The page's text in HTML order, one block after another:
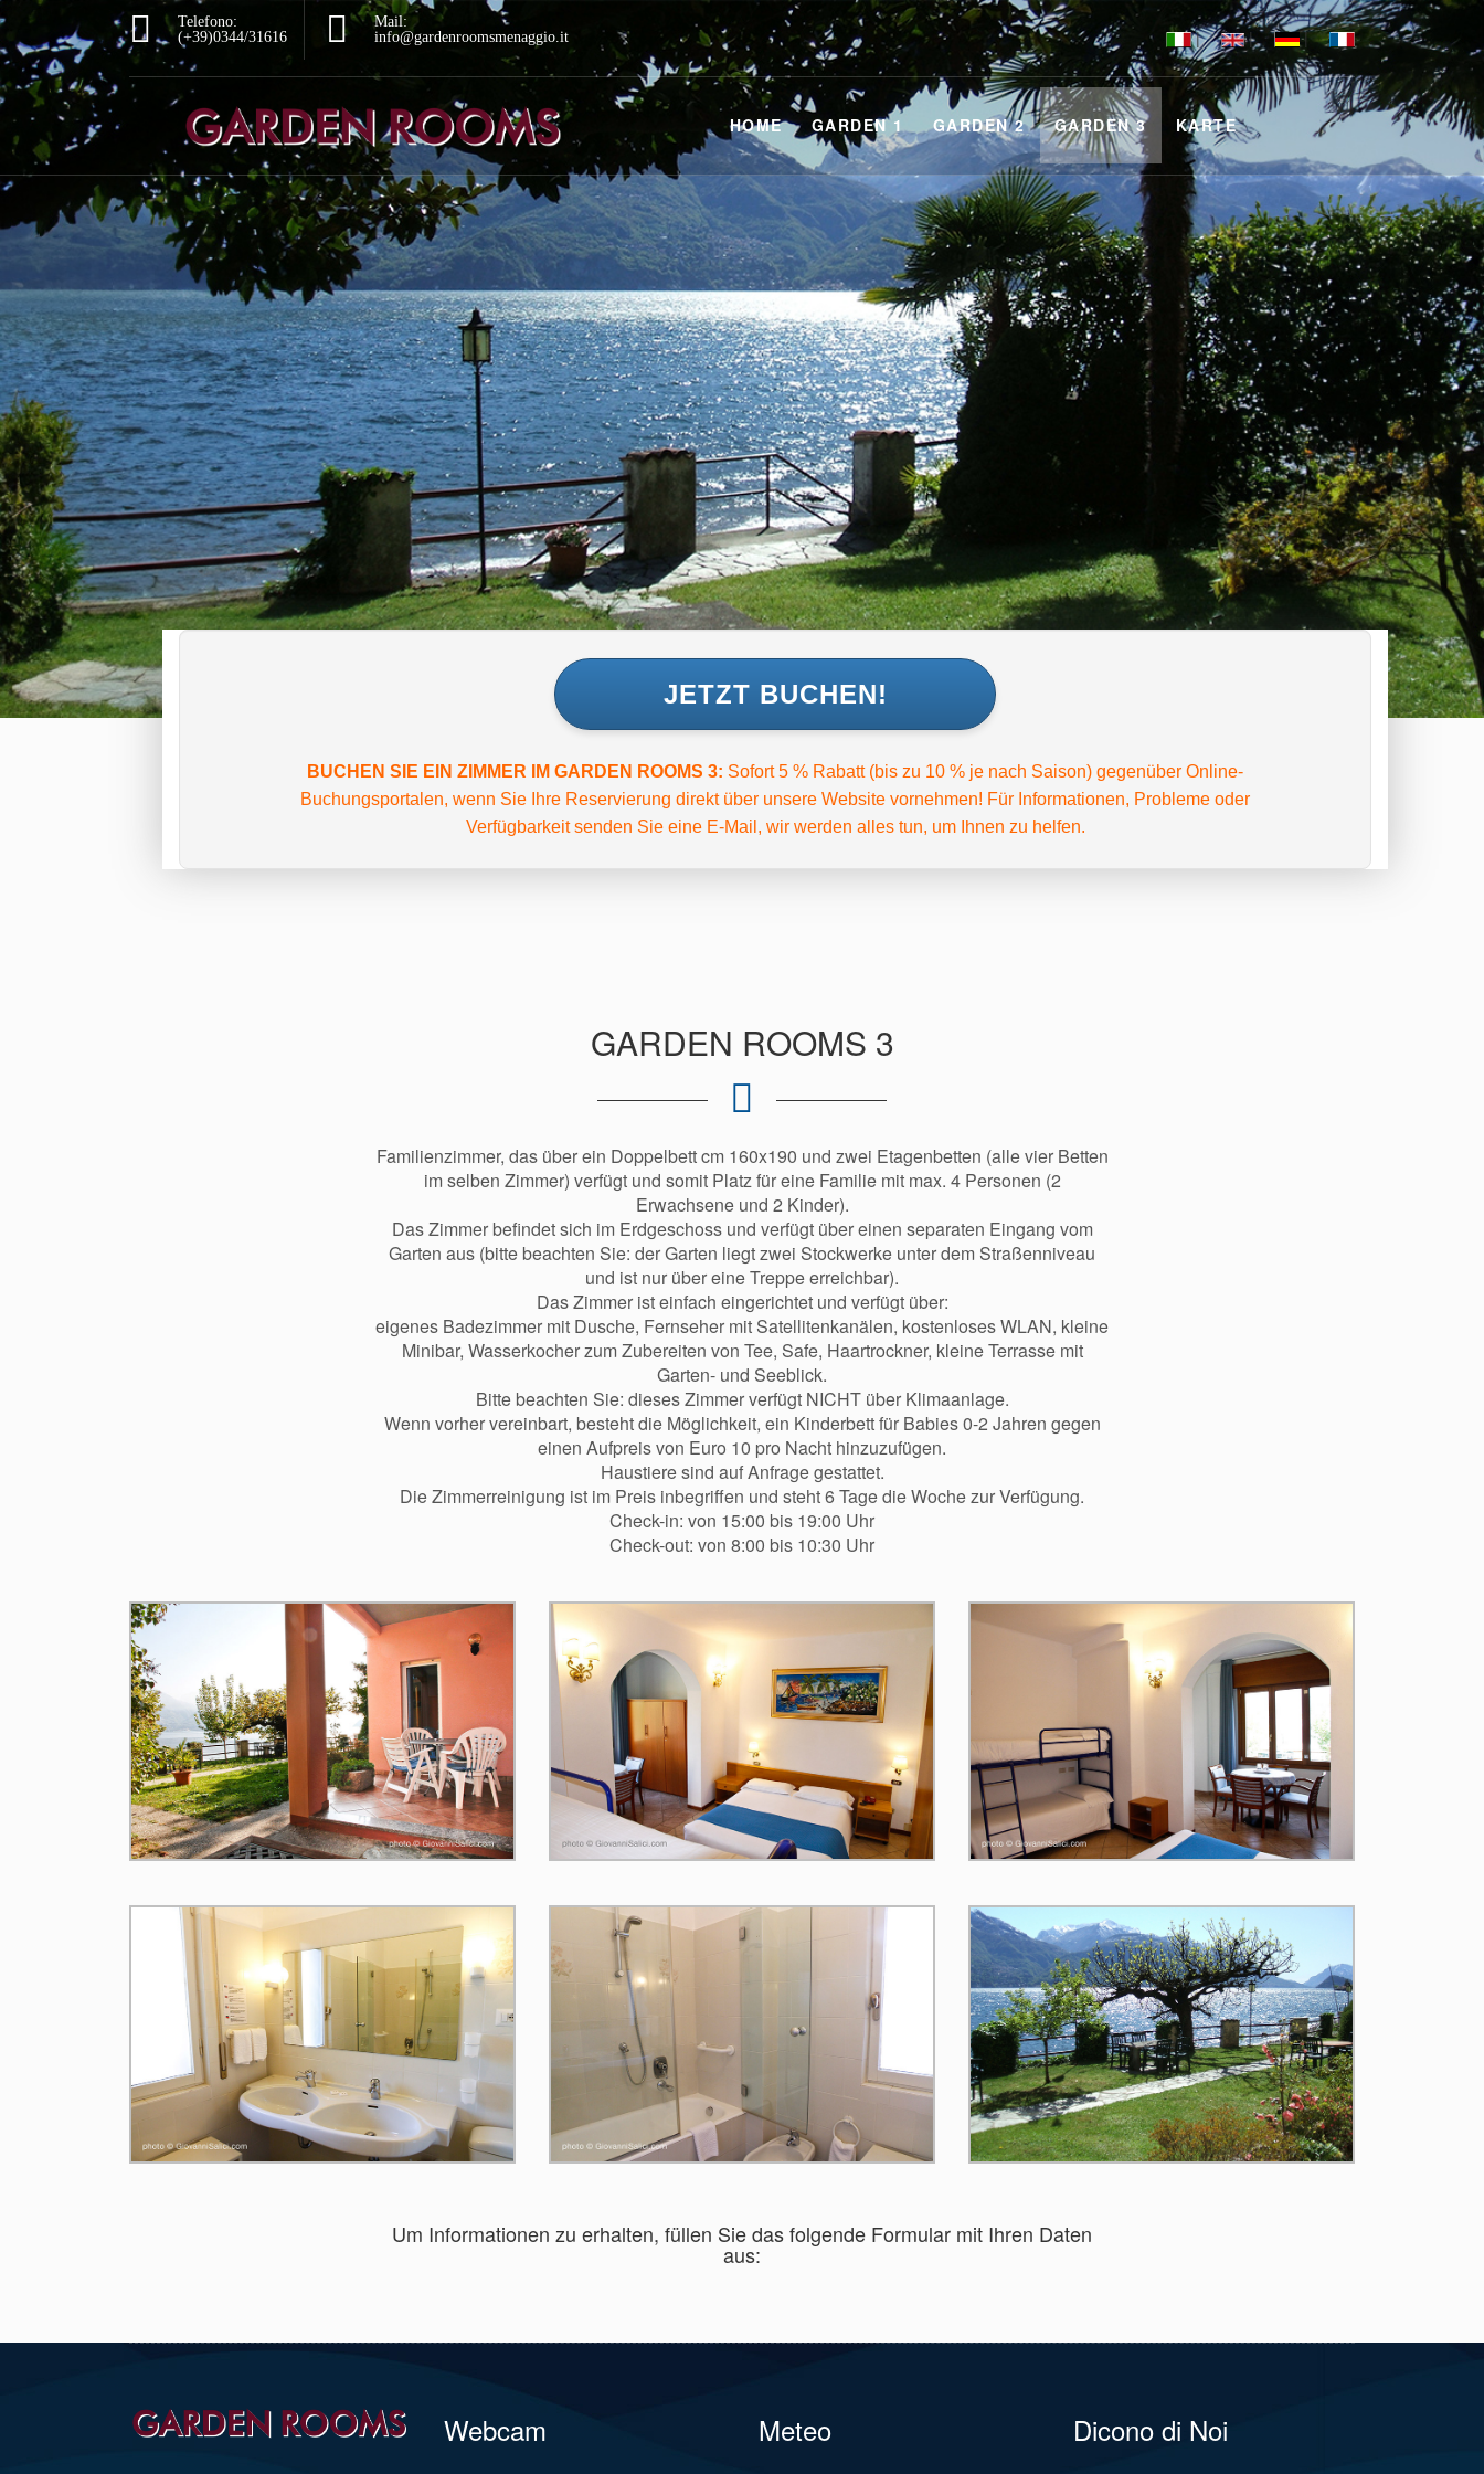
Telefono:
(+39)0344/31616
Mail:
info@gardenroomsmenaggio.it
| | |
HOME GARDEN 1 GARDEN 2 GARDEN 3 KARTE
JETZT BUCHEN!
BUCHEN SIE EIN ZIMMER IM GARDEN ROOMS 3: Sofort 5 % Rabatt (bis zu 10 % je nach Saison) gegenüber Online-
Buchungsportalen, wenn Sie Ihre Reservierung direkt über unsere Website vornehmen! Für Informationen, Probleme oder
Verfügbarkeit senden Sie eine E-Mail, wir werden alles tun, um Ihnen zu helfen.
GARDEN ROOMS 3
Familienzimmer, das über ein Doppelbett cm 160x190 und zwei Etagenbetten (alle vier Betten
im selben Zimmer) verfügt und somit Platz für eine Familie mit max. 4 Personen (2
Erwachsene und 2 Kinder).
Das Zimmer befindet sich im Erdgeschoss und verfügt über einen separaten Eingang vom
Garten aus (bitte beachten Sie: der Garten liegt zwei Stockwerke unter dem Straßenniveau
und ist nur über eine Treppe erreichbar).
Das Zimmer ist einfach eingerichtet und verfügt über:
eigenes Badezimmer mit Dusche, Fernseher mit Satellitenkanälen, kostenloses WLAN, kleine
Minibar, Wasserkocher zum Zubereiten von Tee, Safe, Haartrockner, kleine Terrasse mit
Garten- und Seeblick.
Bitte beachten Sie: dieses Zimmer verfügt NICHT über Klimaanlage.
Wenn vorher vereinbart, besteht die Möglichkeit, ein Kinderbett für Babies 0-2 Jahren gegen
einen Aufpreis von Euro 10 pro Nacht hinzuzufügen.
Haustiere sind auf Anfrage gestattet.
Die Zimmerreinigung ist im Preis inbegriffen und steht 6 Tage die Woche zur Verfügung.
Check-in: von 15:00 bis 19:00 Uhr
Check-out: von 8:00 bis 10:30 Uhr
Um Informationen zu erhalten, füllen Sie das folgende Formular mit Ihren Daten
aus:
Webcam Meteo Dicono di Noi